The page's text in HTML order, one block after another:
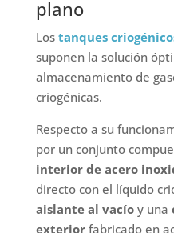
plano
Los tanques
suponen la solución
almacenamiento de
criogénicas.
Respecto a su
por un conjunto
interior de acero
directo con el líquido
aislante al vacíoy una
exteriorfabricado en